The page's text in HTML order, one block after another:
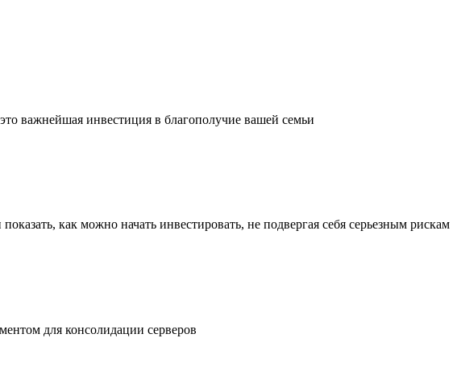
важнейшая инвестиция в благополучие вашей семьи
как можно начать инвестировать, не подвергая себя серьезным рискам
для консолидации серверов